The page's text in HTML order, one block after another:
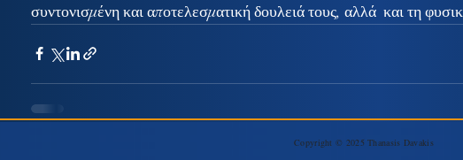
συντονισμένη και αποτελεσματική δουλειά τους, αλλά  και τη
Copyright © 2025 Thanasis Davakis